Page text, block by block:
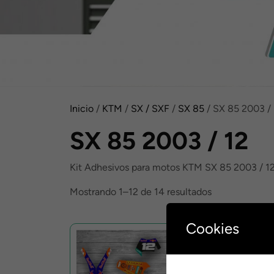
Inicio / KTM / SX / SXF / SX 85 / SX 85 2003 /
SX 85 2003 / 12
Kit Adhesivos para motos KTM SX 85 2003 /
Mostrando 1–12 de 14 resultadosOrdenado
por
popularidad
Cookies